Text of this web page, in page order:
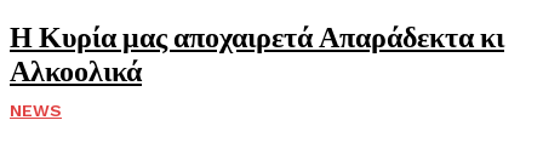
Η Κυρία μας αποχαιρετά Απαράδεκτα κι
Αλκοολικά
NEWS